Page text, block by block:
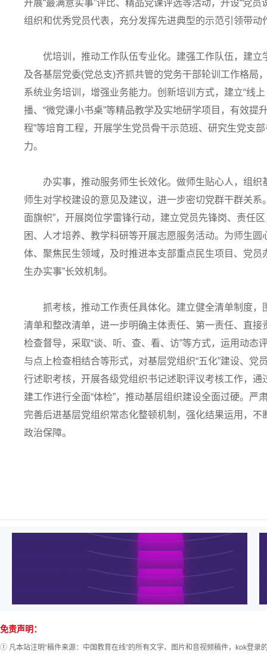
开展“最满意实事”评比、精品党课评选等活动，开设“党
组织和优秀党员代表，充分发挥先进典型的示范引领带动
优培训，推动工作队伍专业化。建强工作队伍，建立
及各基层党委(党总支)齐抓共管的党务干部轮训工作格局
系统业务培训，增强业务能力。创新培训方式，建立“线
播、“微党课小书桌”等精品教学及实地研学项目，有效提
程”等培育工程，开展学生党员骨干示范班、研究生党支
力。
办实事，推动服务师生长效化。做师生贴心人，组织
师生对学校建设的意见及建议，进一步密切党群干群关
面旗帜”，开展岗位学雷锋行动，建立党员先锋岗、责任
困、人才培养、教学科研等开展志愿服务活动。为师生
体、聚焦民生领域，及时推进本支部重点民生项目、党员
生办实事”长效机制。
抓考核，推动工作责任具体化。建立健全清单制度，
清单和整改清单，进一步明确主体责任、第一责任、直
检查督导，采取“谈、听、查、看、访”等方式，运用动
与点上检查相结合等形式，对基层党组织“五化”建设、
行述职考核，开展各级党组织书记述职评议考核工作，
建工作进行全面“体检”，推动基层组织建设全面过硬。严
完善后进基层党组织常态化整顿机制，强化结果运用，
政治保障。
免责声明：
① 凡本站注明“稿件来源：中国教育在线”的所有文字、图片和音视频稿件，kok登